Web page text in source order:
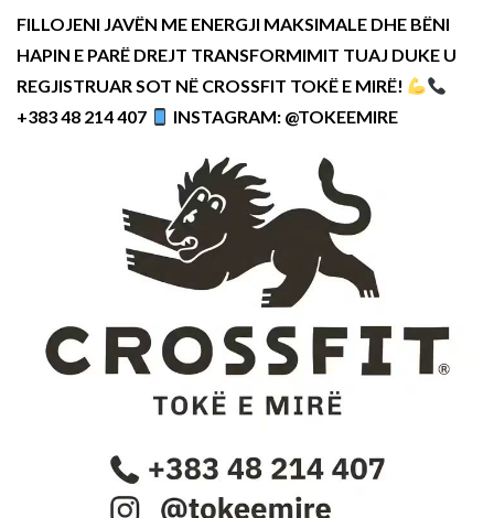
FILLOJENI JAVËN ME ENERGJI MAKSIMALE DHE BËNI
HAPIN E PARË DREJT TRANSFORMIMIT TUAJ DUKE U
REGJISTRUAR SOT NË CROSSFIT TOKË E MIRË!
+383 48 214 407
INSTAGRAM: @TOKEEMIRE